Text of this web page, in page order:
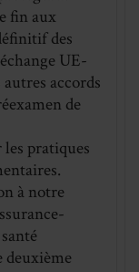
fin aux
des
UE-
accords
de
pratiques
à notre